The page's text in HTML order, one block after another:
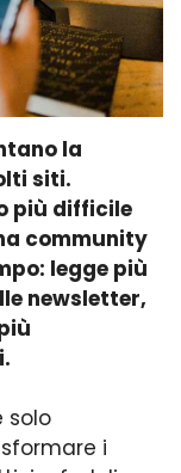
la
siti.
più difficile
community
legge più
newsletter,
solo
i